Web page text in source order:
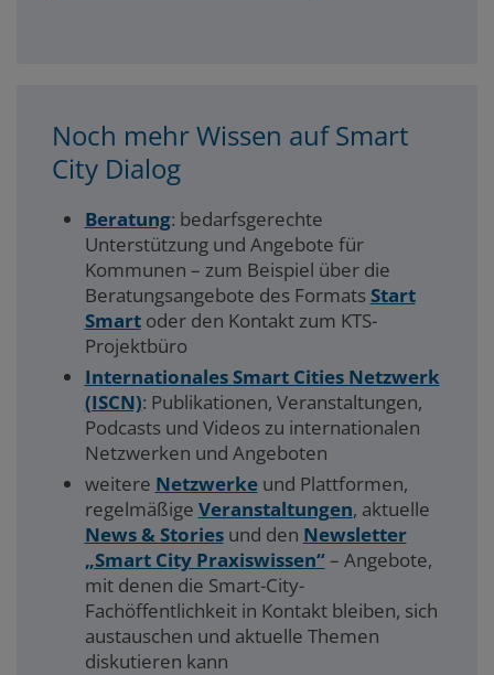
Noch mehr Wissen auf Smart
City Dialog
Beratung: bedarfsgerechte
Unterstützung und Angebote für
Kommunen – zum Beispiel über die
Beratungsangebote des FormatsStart
Smartoder den Kontakt zum KTS-
Projektbüro
Internationales Smart Cities Netzwerk
(ISCN): Publikationen, Veranstaltungen,
Podcasts und Videos zu internationalen
Netzwerken und Angeboten
weitere Netzwerkeund Plattformen,
regelmäßige Veranstaltungen, aktuelle
News & Storiesund den Newsletter
„Smart City Praxiswissen“– Angebote,
mit denen die Smart-City-
Fachöffentlichkeit in Kontakt bleiben, sich
austauschen und aktuelle Themen
diskutieren kann